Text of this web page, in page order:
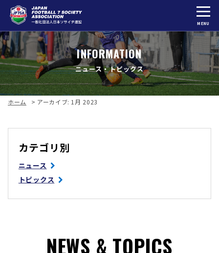
MENU
INFORMATION
ニュース・トピックス
ホーム > アーカイブ: 1月 2023
カテゴリ別
ニュース
トピックス
NEWS & TOPICS